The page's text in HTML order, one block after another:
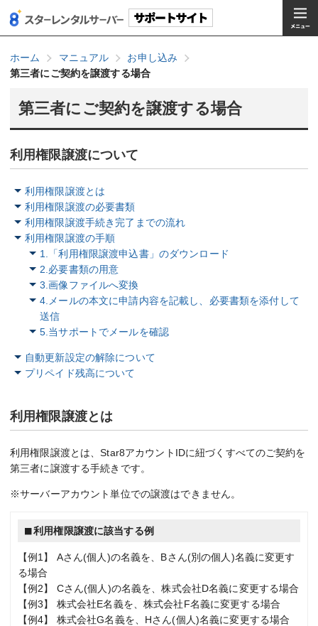
ホーム マニュアル
お申し込み
第三者にご契約を譲渡する場合
第三者にご契約を譲渡する場合
利用権限譲渡について
利用権限譲渡とは
利用権限譲渡の必要書類
利用権限譲渡手続き完了までの流れ
利用権限譲渡の手順
1.「利用権限譲渡申込書」のダウンロード
2.必要書類の用意
3.画像ファイルへ変換
4.メールの本文に申請内容を記載し、必要書類を添付して
送信
5.当サポートでメールを確認
自動更新設定の解除について
プリペイド残高について
利用権限譲渡とは
利用権限譲渡とは、Star8アカウントIDに紐づくすべてのご契約を
第三者に譲渡する手続きです。
※サーバーアカウント単位での譲渡はできません。
利用権限譲渡に該当する例
【例1】 Aさん(個人)の名義を、Bさん(別の個人)名義に変更す
る場合
【例2】 Cさん(個人)の名義を、株式会社D名義に変更する場合
【例3】 株式会社E名義を、株式会社F名義に変更する場合
【例4】 株式会社G名義を、Hさん(個人)名義に変更する場合